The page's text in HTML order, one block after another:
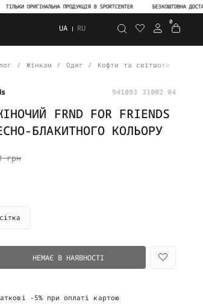
ПРОДУКЦІЯ В SPORTCENTER БЕЗКОШТОВНА ДОСТАВКА
UA RU Пошук
0
Жінкам Одяг Кофти та світшоти
941093 31002 04
FRND FOR FRIENDS
БЛАКИТНОГО КОЛЬОРУ
грн
НЕМАЄ В НАЯВНОСТІ
-5% при оплаті картою